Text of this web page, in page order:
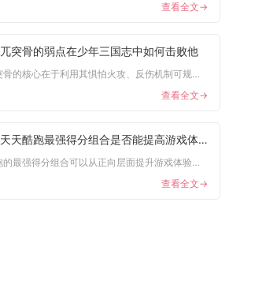
查看全文->
兀突骨的弱点在少年三国志中如何击败他
击败兀突骨的核心在于利用其惧怕火攻、反伤机制可规避、智力偏低...
查看全文->
天天酷跑最强得分组合是否能提高游戏体验
天天酷跑的最强得分组合可以从正向层面提升游戏体验，但若是单纯...
查看全文->